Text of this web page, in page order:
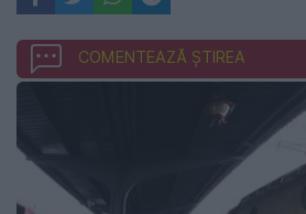
COMENTEAZĂ ȘTIREA